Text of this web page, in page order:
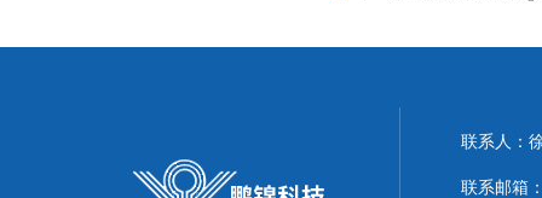
联系人：
联系邮箱